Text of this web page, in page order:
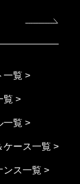
一覧 >
覧 >
一覧 >
ケース一覧 >
ンス一覧 >